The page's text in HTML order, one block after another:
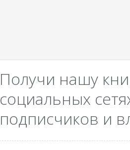
Получи нашу
социальных
подписчиков и